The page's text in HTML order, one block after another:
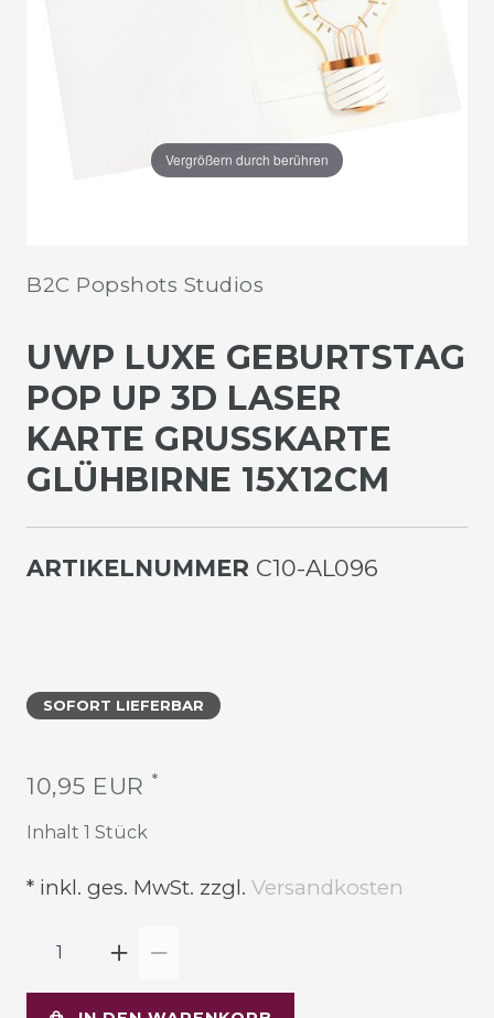
Vergrößern durch berühren
B2C Popshots Studios
UWP LUXE GEBURTSTAG
POP UP 3D LASER
KARTE GRUSSKARTE G
LÜHBIRNE 15X12CM
ARTIKELNUMMER C10-AL096
SOFORT LIEFERBAR
10,95 EUR *
Inhalt 1 Stück
* inkl. ges. MwSt. zzgl. Versandkosten